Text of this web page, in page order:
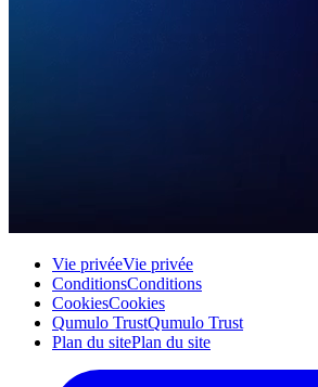
Vie privéeVie privée
ConditionsConditions
CookiesCookies
Qumulo TrustQumulo Trust
Plan du sitePlan du site